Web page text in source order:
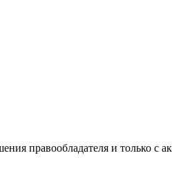
правообладателя и только с